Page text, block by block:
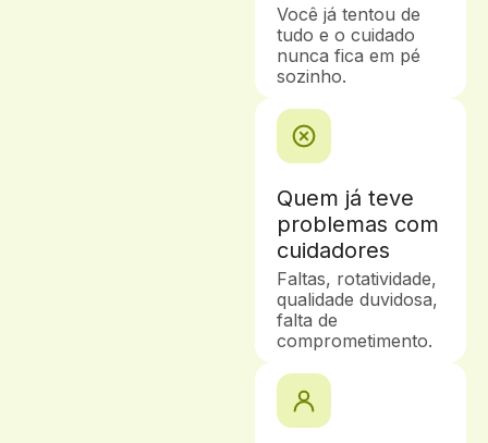
Você já tentou de
tudo e o cuidado
nunca fica em pé
sozinho.
Quem já teve
problemas com
cuidadores
Faltas, rotatividade,
qualidade duvidosa,
falta de
comprometimento.